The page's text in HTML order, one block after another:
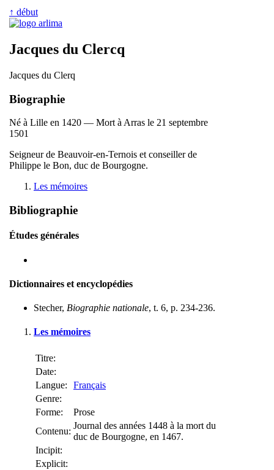
↑ début
Jacques du Clercq
Jacques du Clerq
Biographie
Né à Lille en 1420 — Mort à Arras le 21 septembre
1501
Seigneur de Beauvoir-en-Ternois et conseiller de
Philippe le Bon, duc de Bourgogne.
Les mémoires
Bibliographie
Études générales
Dictionnaires et encyclopédies
Stecher, Biographie nationale, t. 6, p. 234-236.
Les mémoires
Titre:
Date:
Langue:
Français
Genre:
Forme:
Prose
Contenu:
Journal des années 1448 à la mort du
duc de Bourgogne, en 1467.
Incipit:
Explicit: